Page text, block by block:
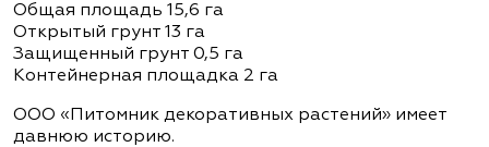
Общая площадь 15,6 га
Открытый грунт 13 га
Защищенный грунт 0,5 га
Контейнерная площадка 2 га
ООО «Питомник декоративных растений» имеет
давнюю историю.